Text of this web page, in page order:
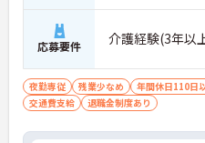
応募要件 介護経験(3年以
夜勤専従 残業少なめ 年間休日110日
交通費支給
退職金制度あり